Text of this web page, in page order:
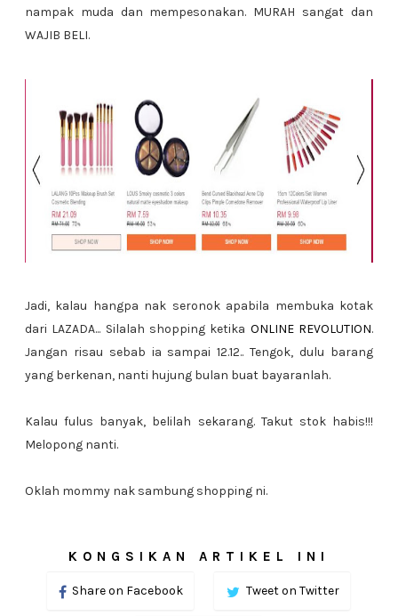
nampak muda dan mempesonakan. MURAH sangat dan
WAJIB BELI.
Jadi, kalau hangpa nak seronok apabila membuka kotak
dari LAZADA... Silalah shopping ketika ONLINE REVOLUTION.
Jangan risau sebab ia sampai 12.12.. Tengok, dulu barang
yang berkenan, nanti hujung bulan buat bayaranlah.
Kalau fulus banyak, belilah sekarang. Takut stok habis!!!
Melopong nanti.
Oklah mommy nak sambung shopping ni.
KONGSIKAN ARTIKEL INI
Share on Facebook Tweet on Twitter